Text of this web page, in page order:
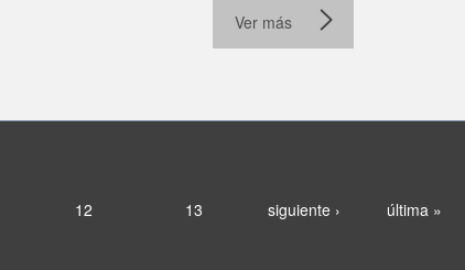
Ver más
12 13 siguiente › última »